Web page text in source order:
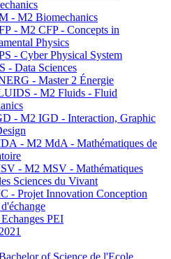
- M2 Biomechanics
- M2 CFP - Concepts in
Physics
- Cyber Physical System
- Data Sciences
- Master 2 Énergie
- M2 Fluids - Fluid
- M2 IGD - Interaction, Graphic
- M2 MdA - Mathématiques de
- M2 MSV - Mathématiques
Sciences du Vivant
- Projet Innovation Conception
PEI
of Science de l'Ecole